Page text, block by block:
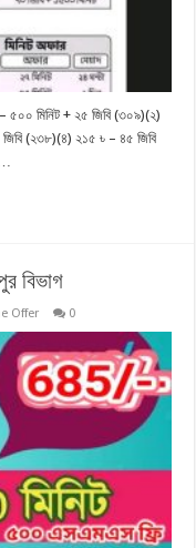
– ৫০০ মিনিট + ২৫ জিবি (৩০৯)(২)
(২৩৮)(৪) ২১৫ ৳ – ৪৫ জিবি
…
বিভাগ
Offer 0